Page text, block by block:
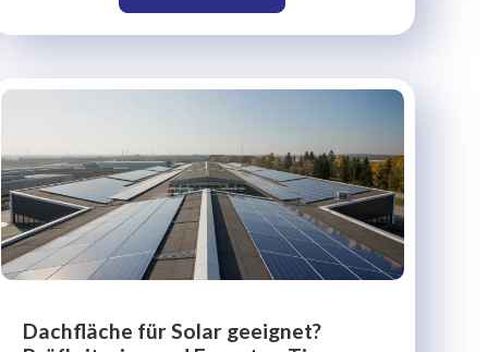
Dachfläche für Solar geeignet?